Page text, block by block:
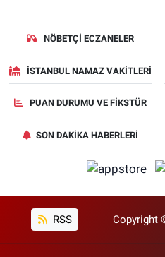
NÖBETÇI ECZANELER
İSTANBUL NAMAZ VAKITLERI
PUAN DURUMU VE FIKSTÜR
SON DAKIKA HABERLERI
RSS Copyright